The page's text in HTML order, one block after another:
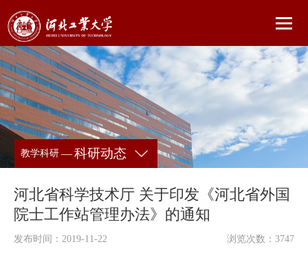
教学科研—科研动态
河北省科学技术厅 关于印发《河北省外国
院士工作站管理办法》的通知
发布时间：2019-11-22 浏览次数： 3747